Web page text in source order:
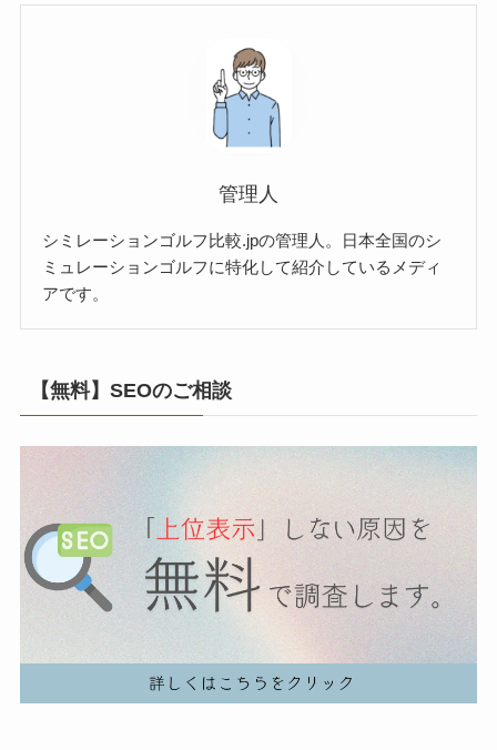
管理人
シミレーションゴルフ比較.jpの管理人。日本全国のシ
ミュレーションゴルフに特化して紹介しているメディ
アです。
【無料】SEOのご相談